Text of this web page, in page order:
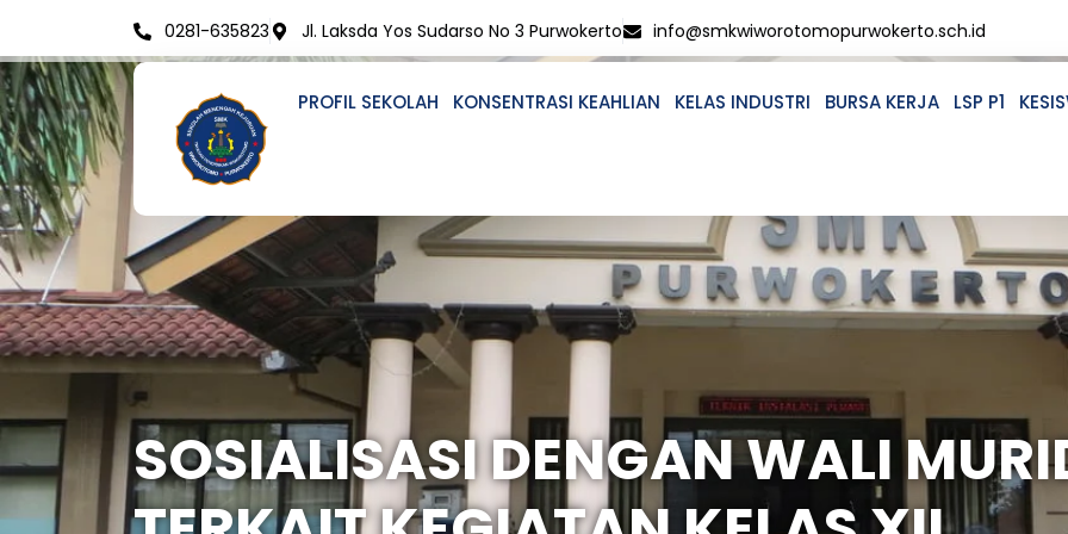
content
0281-635823 Jl. Laksda Yos Sudarso No 3 Purwokerto info@smkwiworotomopurwokerto.sch.id
PROFIL SEKOLAH KONSENTRASI KEAHLIAN KELAS INDUSTRI BURSA KERJA LSP P1
SOSIALISASI DENGAN WALI